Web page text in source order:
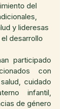
del
y lideresas
desarrollo
participado
con
cuidado
infantil,
de género